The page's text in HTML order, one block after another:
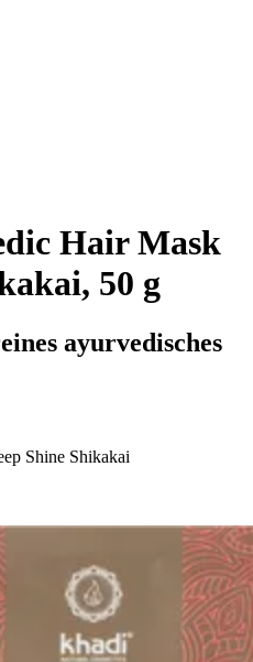
Hair Mask
50 g
ayurvedisches
Shine Shikakai